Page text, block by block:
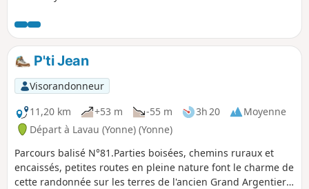
P'ti Jean
Visorandonneur
11,20 km
+53 m -55 m 3h 20
Moyenne
Départ à Lavau (Yonne) (Yonne)
Parcours balisé N°81.Parties boisées, chemins ruraux et
encaissés, petites routes en pleine nature font le charme de
cette randonnée sur les terres de l'ancien Grand Argentier